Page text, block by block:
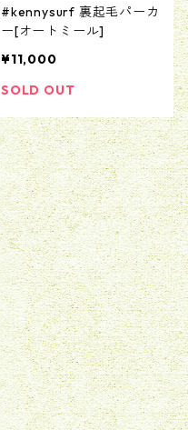
#kennysurf 裏起毛パーカ
ー[オートミール]
¥11,000
SOLD OUT